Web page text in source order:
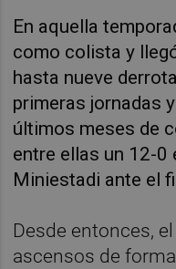
En aquella
como colista y
hasta nueve
primeras jornadas
últimos meses de
entre ellas un 12-0
Miniestadi ante el
Desde entonces,
ascensos de